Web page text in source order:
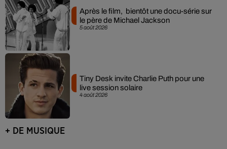
5 août 2026
Après le film, bientôt une docu-série sur
le père de Michael Jackson
4 août 2026
Tiny Desk invite Charlie Puth pour une
live session solaire
+ DE MUSIQUE